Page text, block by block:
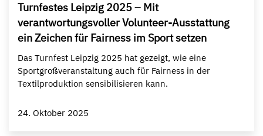
Turnfestes Leipzig 2025 – Mit
verantwortungsvoller Volunteer-Ausstattung
ein Zeichen für Fairness im Sport setzen
Das Turnfest Leipzig 2025 hat gezeigt, wie eine
Sportgroßveranstaltung auch für Fairness in der
Textilproduktion sensibilisieren kann.
24. Oktober 2025